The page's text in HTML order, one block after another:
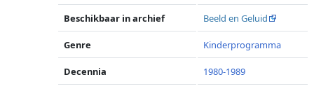
Beschikbaar in archief Beeld en Geluid
Genre Kinderprogramma
Decennia 1980-1989